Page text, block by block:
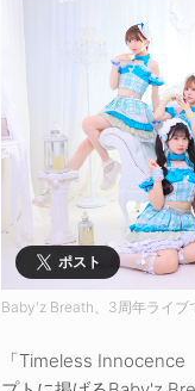
ポスト
Baby'z Breath、3周年ライブ
「Timeless Innocence